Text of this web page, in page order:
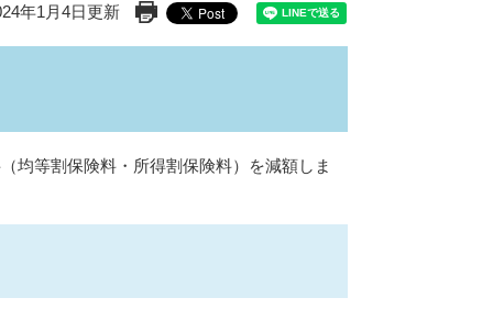
年1月4日更新 印刷ページ表示
均等割保険料・所得割保険料）を減額しま